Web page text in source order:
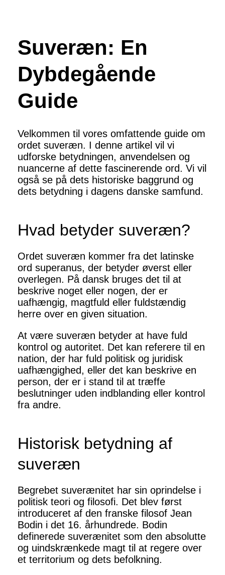
Suveræn: En
Dybdegående
Guide
Velkommen til vores omfattende guide om
ordet suveræn. I denne artikel vil vi
udforske betydningen, anvendelsen og
nuancerne af dette fascinerende ord. Vi vil
også se på dets historiske baggrund og
dets betydning i dagens danske samfund.
Hvad betyder suveræn?
Ordet suveræn kommer fra det latinske
ord superanus, der betyder øverst eller
overlegen. På dansk bruges det til at
beskrive noget eller nogen, der er
uafhængig, magtfuld eller fuldstændig
herre over en given situation.
At være suveræn betyder at have fuld
kontrol og autoritet. Det kan referere til en
nation, der har fuld politisk og juridisk
uafhængighed, eller det kan beskrive en
person, der er i stand til at træffe
beslutninger uden indblanding eller kontrol
fra andre.
Historisk betydning af
suveræn
Begrebet suverænitet har sin oprindelse i
politisk teori og filosofi. Det blev først
introduceret af den franske filosof Jean
Bodin i det 16. århundrede. Bodin
definerede suverænitet som den absolutte
og uindskrænkede magt til at regere over
et territorium og dets befolkning.